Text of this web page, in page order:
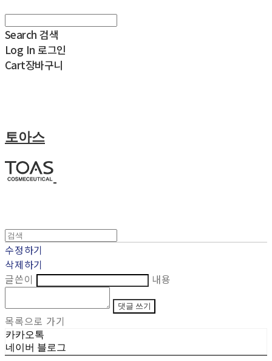
Search 검색
Log In 로그인
Cart장바구니
토아스
수정하기
삭제하기
글쓴이
내용
댓글 쓰기
목록으로 가기
카카오톡
네이버 블로그